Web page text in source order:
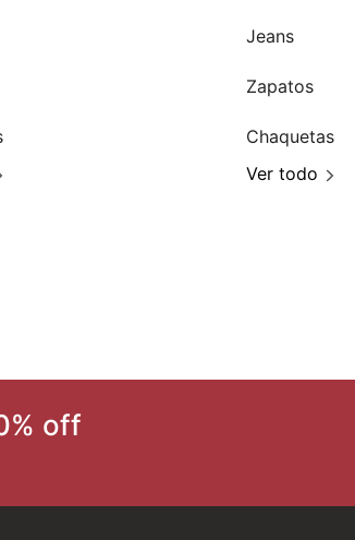
Jeans
Zapatos
Chaquetas
Ver todo
off